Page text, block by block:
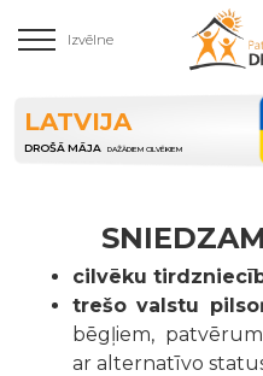
Izvēlne
LATVIJA
DROŠĀ MĀJA DAŽĀDIEM CILVĒKIEM
cilvēku
trešo valstu
bēgļiem,
ar alternatīvo